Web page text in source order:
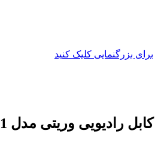
برای بزرگنمایی کلیک کنید
کابل رادیویی وریتی مدل V-pc7111